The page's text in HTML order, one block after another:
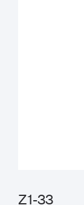
Z1-33